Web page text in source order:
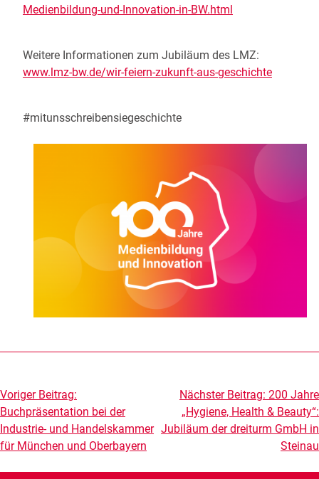
Medienbildung-und-Innovation-in-BW.html
Weitere Informationen zum Jubiläum des LMZ:
www.lmz-bw.de/wir-feiern-zukunft-aus-geschichte
#mitunsschreibensiegeschichte
Beitragsnavigation
Voriger Beitrag:
Buchpräsentation bei der
Industrie- und Handelskammer
für München und Oberbayern
Nächster Beitrag: 200 Jahre
„Hygiene, Health & Beauty“:
Jubiläum der dreiturm GmbH in
Steinau